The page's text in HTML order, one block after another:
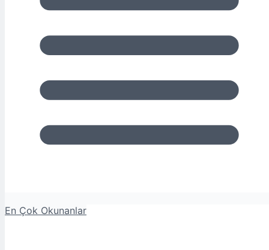
En Çok Okunanlar